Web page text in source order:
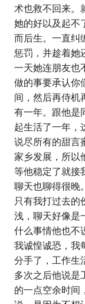
术也救不回来。
她的好以及起不
而后生。一直纠
惩罚，并趁着她
一天她连朋友也
做的事要承认你
间，然后再侍机
有一年。跟他是
起生活了一年，
说尽所有的甜言
家乡发展，所以
等他稳定了就接
聊天也聊得很晚
只有我打过去的
浅，聊天好像是
什么事情他也不
我诚惶诚恐，我
分手了，工作生
多次之后他说是
的一点空余时间